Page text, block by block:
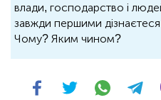
влади, господарство і
завжди першими
Чому? Яким чином?